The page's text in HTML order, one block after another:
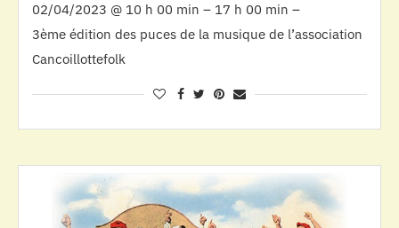
02/04/2023 @ 10 h 00 min – 17 h 00 min –
3ème édition des puces de la musique de l’association
Cancoillottefolk